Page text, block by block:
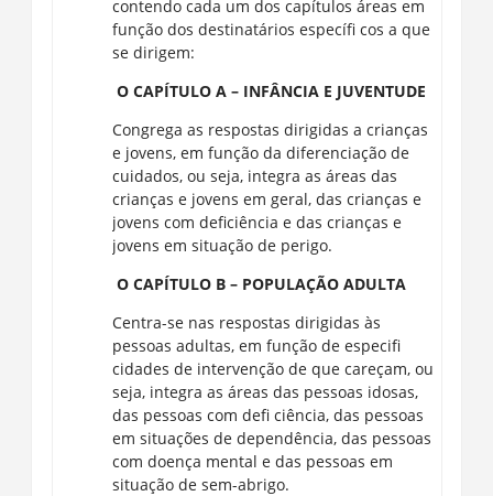
contendo cada um dos capítulos áreas em
função dos destinatários específi cos a que
se dirigem:
O CAPÍTULO A – INFÂNCIA E JUVENTUDE
Congrega as respostas dirigidas a crianças
e jovens, em função da diferenciação de
cuidados, ou seja, integra as áreas das
crianças e jovens em geral, das crianças e
jovens com deficiência e das crianças e
jovens em situação de perigo.
O CAPÍTULO B – POPULAÇÃO ADULTA
Centra-se nas respostas dirigidas às
pessoas adultas, em função de especifi
cidades de intervenção de que careçam, ou
seja, integra as áreas das pessoas idosas,
das pessoas com defi ciência, das pessoas
em situações de dependência, das pessoas
com doença mental e das pessoas em
situação de sem-abrigo.